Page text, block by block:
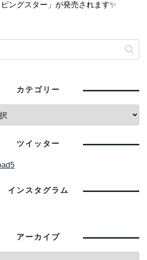
ピングスター」が発売されます✨
カテゴリー
ツイッター
インスタグラム
アーカイブ